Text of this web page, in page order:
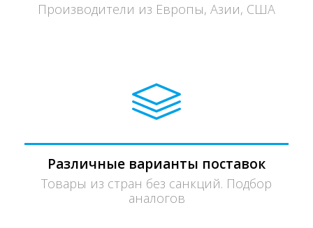
Производители из Европы, Азии, США
Различные варианты поставок
Товары из стран без санкций. Подбор
аналогов